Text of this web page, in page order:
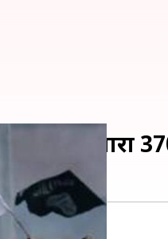
क्या है धारा